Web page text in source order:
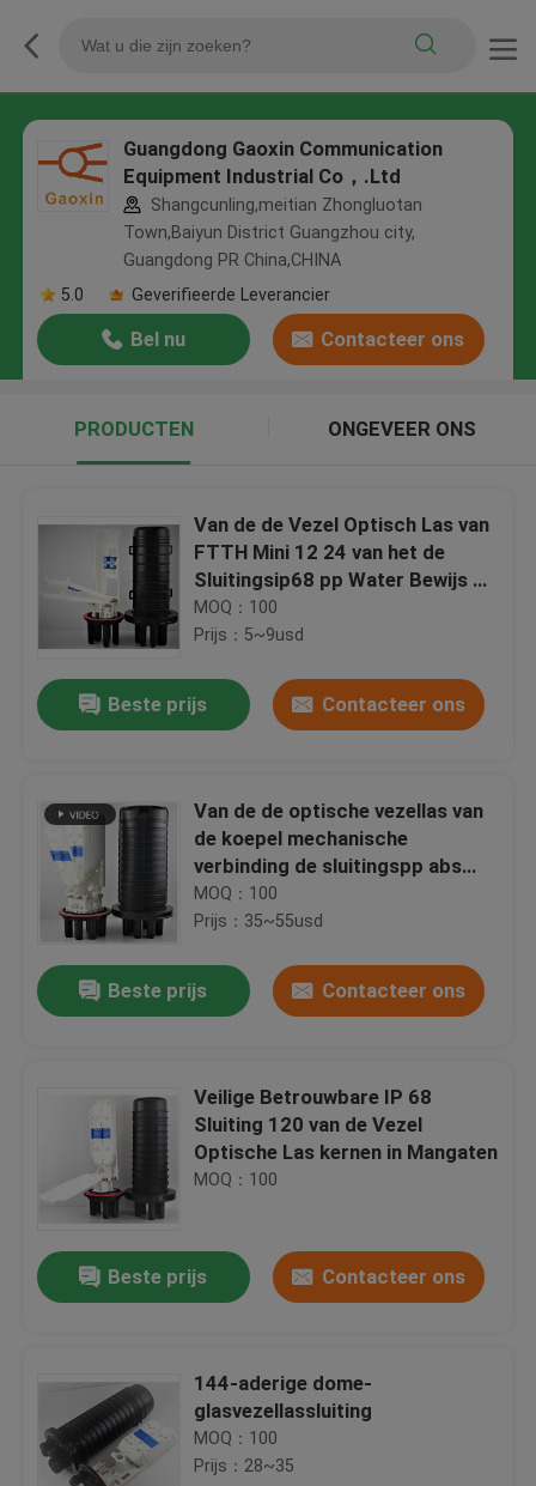
Guangdong Gaoxin Communication
Equipment Industrial Co，.Ltd
Shangcunling,meitian Zhongluotan
Town,Baiyun District Guangzhou city,
Guangdong PR China,CHINA
5.0
Geverifieerde Leverancier
Bel nu Contacteer ons
PRODUCTEN ONGEVEER ONS
Van de de Vezel Optisch Las van
FTTH Mini 12 24 van het de
Sluitingsip68 pp Water Bewijs 4
Adpter
MOQ：100
Prijs：5~9usd
Beste prijs Contacteer ons
Van de de optische vezellas van
de koepel mechanische
verbinding de sluitingspp abs
sillicon rubber, lucht 505
xd200mm max288core, GJS20-
MOQ：100
Prijs：35~55usd
Beste prijs Contacteer ons
Veilige Betrouwbare IP 68
Sluiting 120 van de Vezel
Optische Las kernen in Mangaten
MOQ：100
Beste prijs Contacteer ons
144-aderige dome-
glasvezellassluiting
MOQ：100
Prijs：28~35